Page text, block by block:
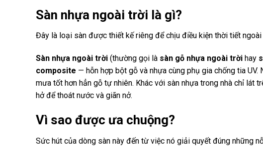
Sàn nhựa ngoài trời là gì?
Đây là loại sàn được thiết kế riêng để chịu điều kiện thời tiết ngoài
Sàn nhựa ngoài trời (thường gọi là sàn gỗ nhựa ngoài trời hay
composite — hỗn hợp bột gỗ và nhựa cùng phụ gia chống tia
mưa tốt hơn hẳn gỗ tự nhiên. Khác với sàn nhựa trong nhà chỉ lát
hở để thoát nước và giãn nở.
Vì sao được ưa chuộng?
Sức hút của dòng sàn này đến từ việc nó giải quyết đúng những